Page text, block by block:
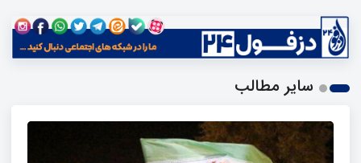
سایر مطالب